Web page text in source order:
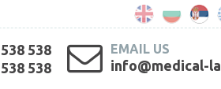
538
538
EMAIL US
info@medical-